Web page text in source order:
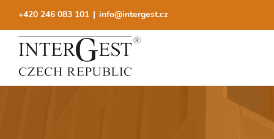
obsah
+420 246 083 101 | info@intergest.cz